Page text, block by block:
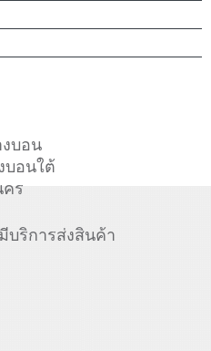
บอน
บอนใต้
คร
บริการส่งสินค้า